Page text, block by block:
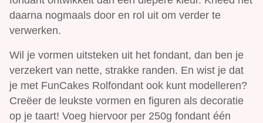
daarna nogmaals door en rol uit om verder te
verwerken.
Wil je vormen uitsteken uit het fondant, dan ben je
verzekert van nette, strakke randen. En wist je dat
je met FunCakes Rolfondant ook kunt modelleren?
Creëer de leukste vormen en figuren als decoratie
op je taart! Voeg hiervoor per 250g fondant één